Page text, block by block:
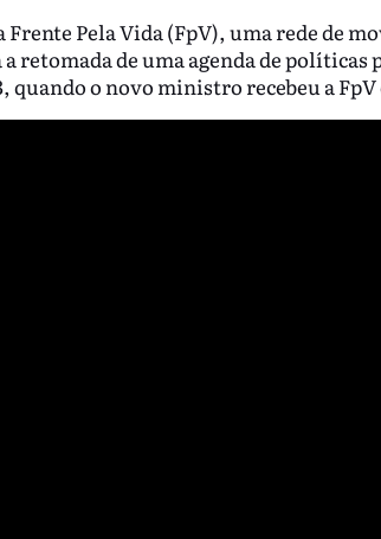
Pela Vida (FpV), uma rede de
retomada de uma agenda de políticas
quando o novo ministro recebeu a